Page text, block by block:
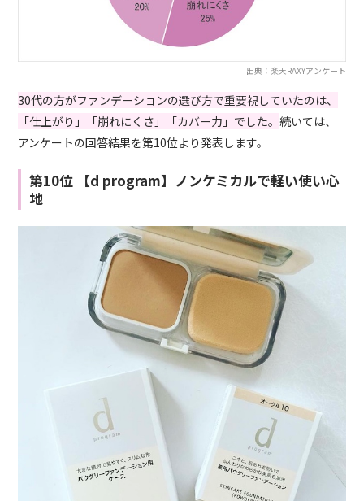
出典：楽天RAXYアンケート
30代の方がファンデーションの選び方で重要視していたのは、
「仕上がり」「崩れにくさ」「カバー力」でした。続いては、
アンケートの回答結果を第10位より発表します。
第10位 【d program】ノンケミカルで軽い使い心
地